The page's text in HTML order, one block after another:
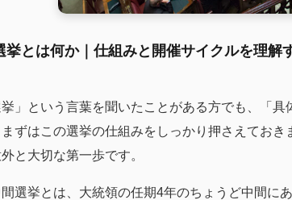
挙とは何か｜仕組みと開催サイクルを理解
挙」という言葉を聞いたことがある方でも、「
まずはこの選挙の仕組みをしっかり押さえてお
と大切な第一歩です。
選挙とは、大統領の任期4年のちょうど中間に